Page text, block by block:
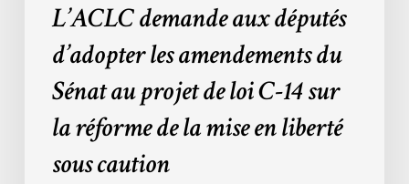
réforme
liberté
L’ACLC demande aux députés
d’adopter les amendements du
Sénat au projet de loi C-14 sur
la réforme de la mise en liberté
sous caution